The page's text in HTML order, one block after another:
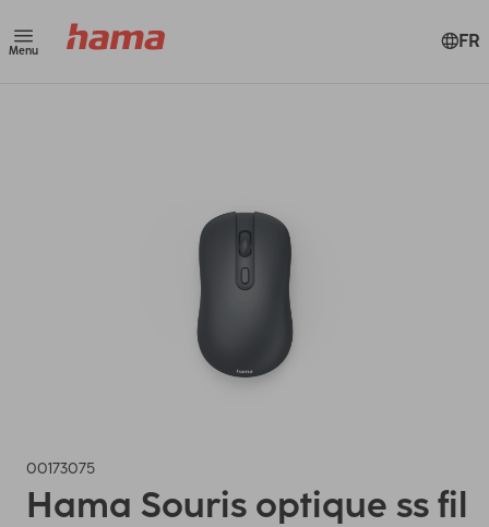
Menu FR
00173075
Hama Souris optique ss fil